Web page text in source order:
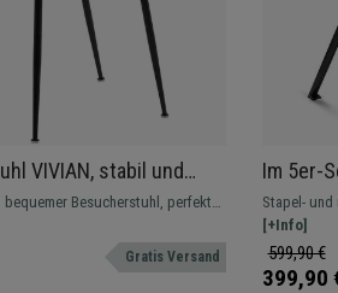
VIVIAN, stabil und
Metallgestell,
bequemer Besucherstuhl, perfekt
In verschiedenen
Gratis Versand
Im 5er-
stapel-
Farbe
Stapel- und
Attraktives
gepolstert,
[+Info]
599,90 €
399,90